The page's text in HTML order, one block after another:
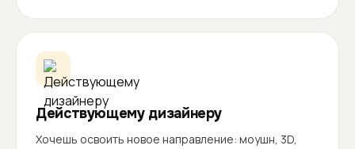
Действующему дизайнеру
Хочешь освоить новое направление: моушн, 3D,